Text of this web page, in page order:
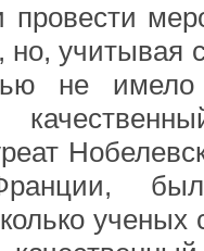
провести
но,
не